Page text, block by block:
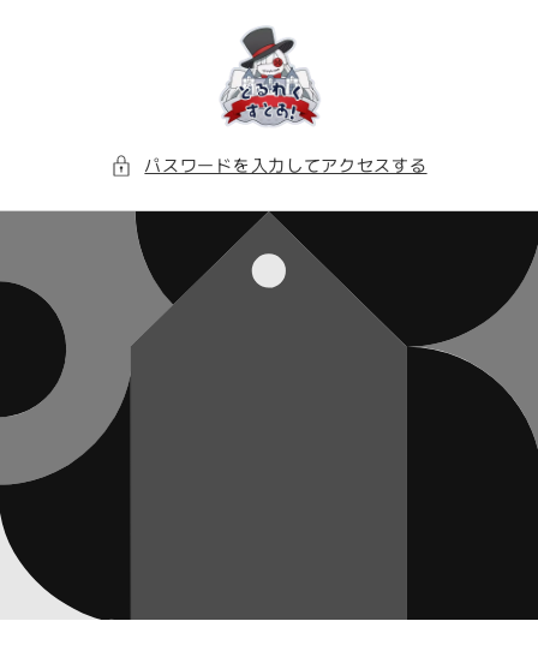
パスワードを入力してアクセスする